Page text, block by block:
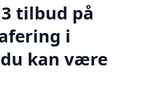
tilbud på
i
kan være